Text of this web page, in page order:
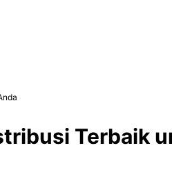
Terbaik